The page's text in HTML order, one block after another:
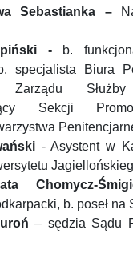
Sebastianka –
-
b.
specjalista Biura
Zarządu Służby
Sekcji
- Asystent w
Chomycz-
b. poseł na
– sędzia Sądu